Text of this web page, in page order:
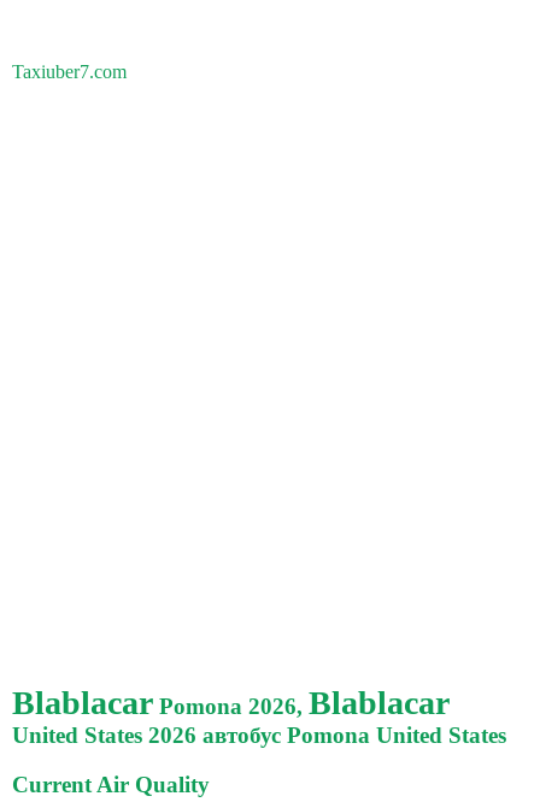
Taxiuber7.com
Blablacar Pomona 2026, Blablacar
United States 2026 автобус Pomona United States
Current Air Quality